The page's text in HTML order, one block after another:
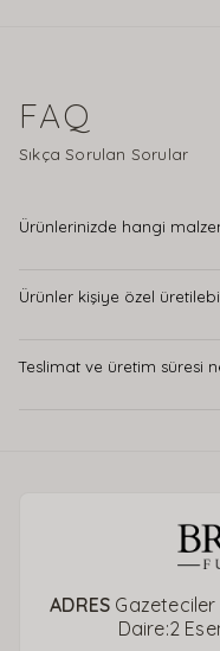
FAQ
Sıkça Sorulan Sorular
Ürünlerinizde hangi
Ürünler kişiye özel
Teslimat ve üretim süresi
ADRES Gazeteciler
Daire:2